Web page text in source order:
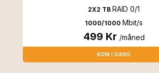
2X2 TB RAID 0/1
1000/1000 Mbit/s
499 Kr /måned
KOM I GANG